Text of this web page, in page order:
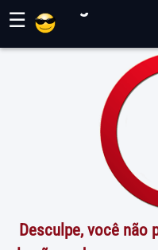
☰
Desculpe, você não